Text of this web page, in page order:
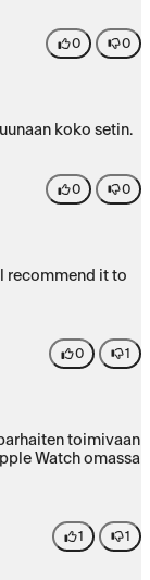
0 0
koko setin.
0 0
recommend it to
0 1
toimivaan
Watch omassa
1 1